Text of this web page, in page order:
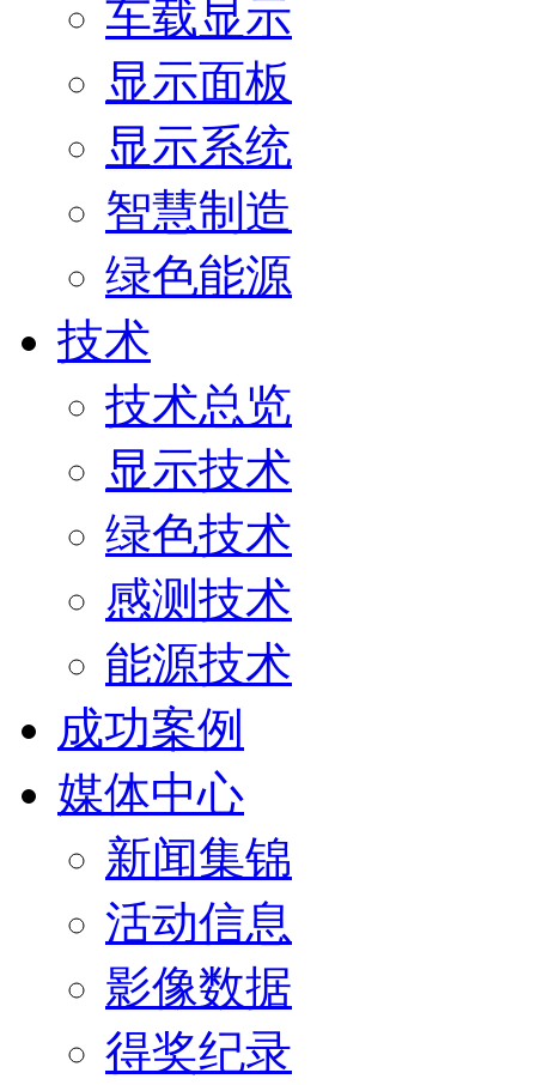
车载显示
显示面板
显示系统
智慧制造
绿色能源
技术
技术总览
显示技术
绿色技术
感测技术
能源技术
成功案例
媒体中心
新闻集锦
活动信息
影像数据
得奖纪录